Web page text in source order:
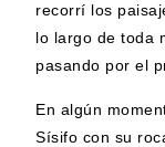
recorrí los
lo largo de toda
pasando por el
En algún
Sísifo con su